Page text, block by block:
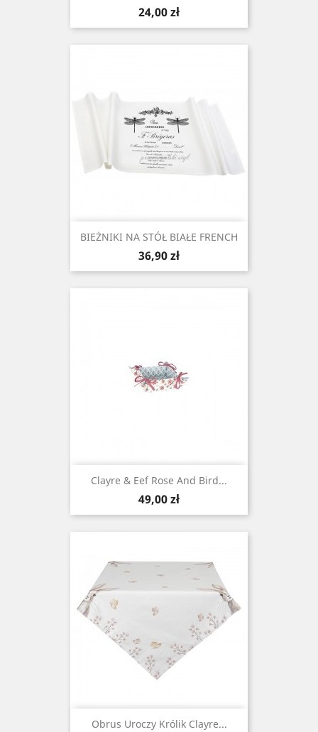
Cena
24,00 zł
BIEŻNIKI NA STÓŁ BIAŁE FRENCH
Cena
36,90 zł
Clayre & Eef Rose And Bird...
Cena
49,00 zł
Obrus Uroczy Królik Clayre...